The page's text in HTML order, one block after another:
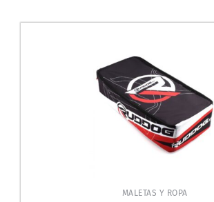
MALETAS Y ROPA